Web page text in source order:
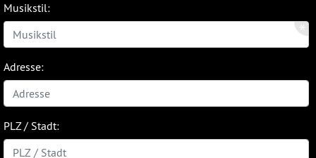
Musikstil:
Adresse:
PLZ / Stadt: